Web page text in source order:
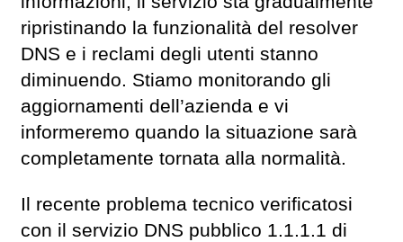
ripristinando la funzionalità del resolver
DNS e i reclami degli utenti stanno
diminuendo. Stiamo monitorando gli
aggiornamenti dell’azienda e vi
informeremo quando la situazione sarà
completamente tornata alla normalità.
Il recente problema tecnico verificatosi
con il servizio DNS pubblico 1.1.1.1 di